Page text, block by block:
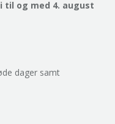
til og med 4. august
dager samt